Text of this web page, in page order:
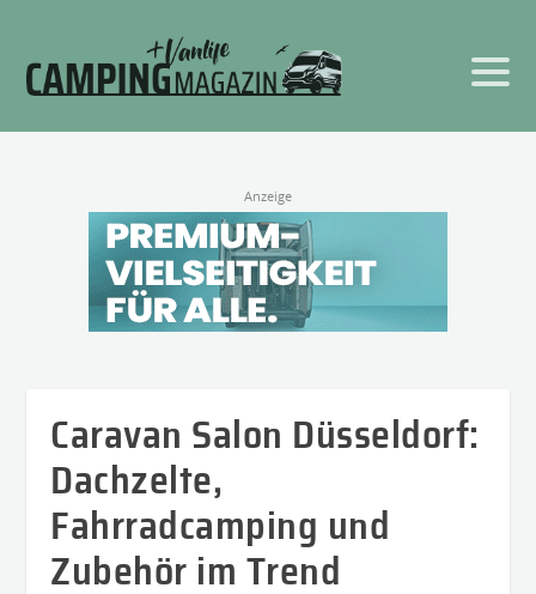
Anzeige
Caravan Salon Düsseldorf:
Dachzelte,
Fahrradcamping und
Zubehör im Trend